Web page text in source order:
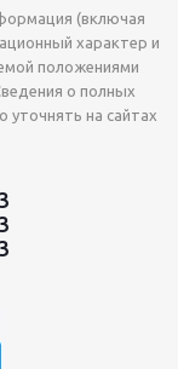
(включая
характер и
положениями
о полных
уточнять на сайтах